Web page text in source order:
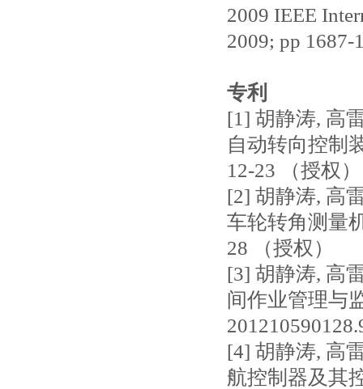
2009 IEEE
2009; pp 1687-
专利
[1] 胡静涛, 高
自动转向控制
12-23 （授权）
[2] 胡静涛, 高
车轮转角测量
28 （授权）
[3] 胡静涛, 高
间作业管理与
[4] 胡静涛, 高
航控制器及其